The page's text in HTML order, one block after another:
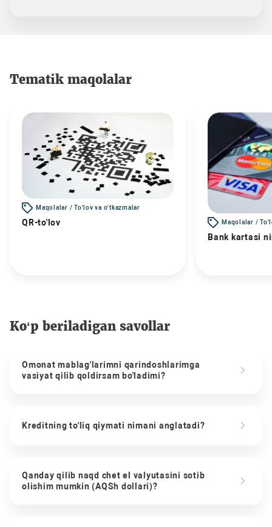
Tematik maqolalar
Maqolalar / To'lov va o'tkazmalar
QR-to'lov Maqolalar /
Bank kartasi
Ko‘p beriladigan savollar
Omonat mablag'larimni qarindoshlarimga
vasiyat qilib qoldirsam bo'ladimi?
Kreditning to'liq qiymati nimani anglatadi?
Qanday qilib naqd chet el valyutasini sotib
olishim mumkin (AQSh dollari)?